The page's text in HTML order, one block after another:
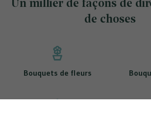
Un millier de façons de
de choses
Bouquets de fleurs